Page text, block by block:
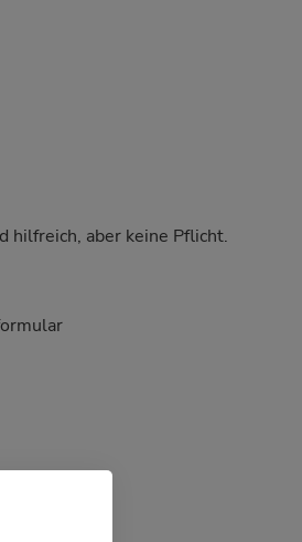
hilfreich, aber keine Pflicht.